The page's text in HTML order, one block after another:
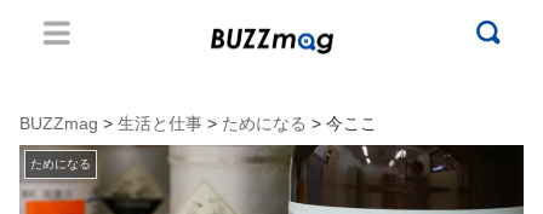
BUZZmag > 生活と仕事 > ためになる > 今ここ
ためになる